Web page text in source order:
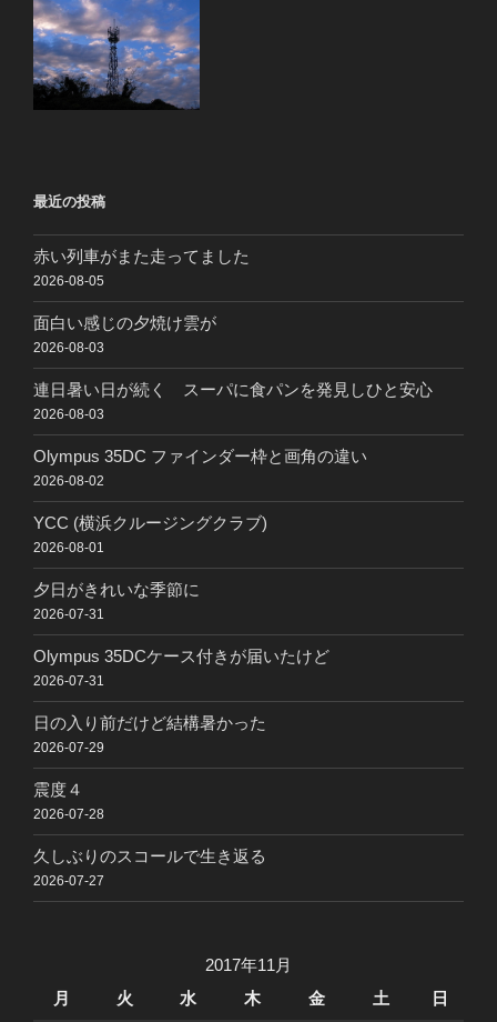
最近の投稿
赤い列車がまた走ってました
2026-08-05
面白い感じの夕焼け雲が
2026-08-03
連日暑い日が続く スーパに食パンを発見しひと安心
2026-08-03
Olympus 35DC ファインダー枠と画角の違い
2026-08-02
YCC (横浜クルージングクラブ)
2026-08-01
夕日がきれいな季節に
2026-07-31
Olympus 35DCケース付きが届いたけど
2026-07-31
日の入り前だけど結構暑かった
2026-07-29
震度４
2026-07-28
久しぶりのスコールで生き返る
2026-07-27
2017年11月
月
火 水 木 金 土 日